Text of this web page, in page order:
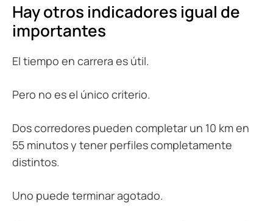
Hay otros indicadores igual de
importantes
El tiempo en carrera es útil.
Pero no es el único criterio.
Dos corredores pueden completar un 10 km en
55 minutos y tener perfiles completamente
distintos.
Uno puede terminar agotado.